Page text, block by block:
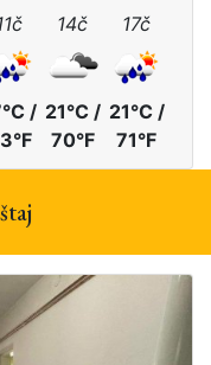
/
14č
21°C /
70°F
17č
21°C /
71°F